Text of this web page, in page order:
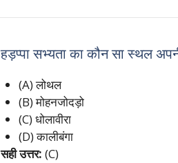
हड़प्पा सभ्यता का कौन सा स्थल
(A) लोथल
(B) मोहनजोदड़ो
(C) धोलावीरा
(D) कालीबंगा
सही उत्तर: (C)